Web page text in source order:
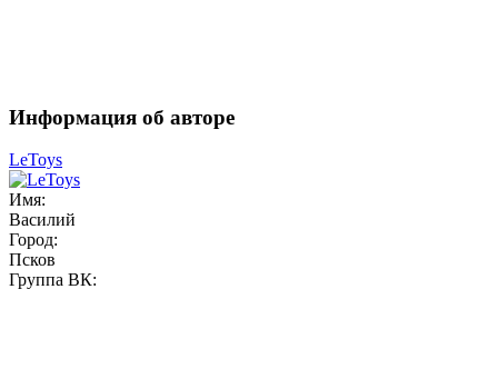
Информация об авторе
LeToys
Имя:
Василий
Город:
Псков
Группа ВК: